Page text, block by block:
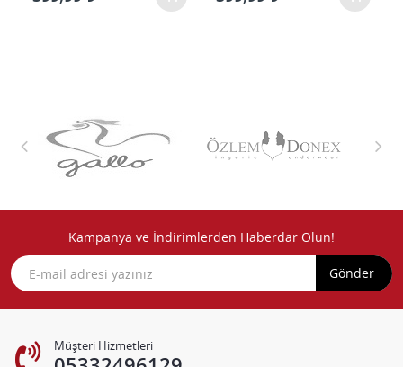
Kampanya ve İndirimlerden Haberdar Olun!
Gönder
Müşteri Hizmetleri